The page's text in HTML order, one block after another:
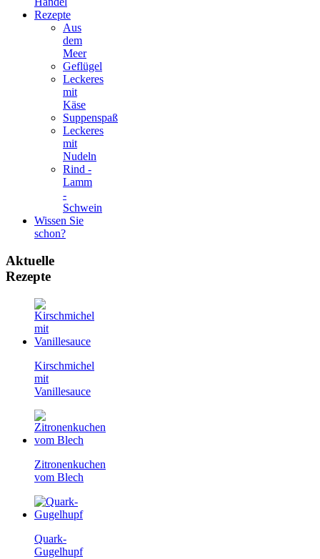
Rezepte
Aus
dem
Meer
Geflügel
Leckeres
mit
Käse
Suppenspaß
Leckeres
mit
Nudeln
Rind -
Lamm
-
Schwein
Wissen Sie
schon?
Aktuelle
Rezepte
Kirschmichel
mit
Vanillesauce
Zitronenkuchen
vom Blech
Quark-
Gugelhupf